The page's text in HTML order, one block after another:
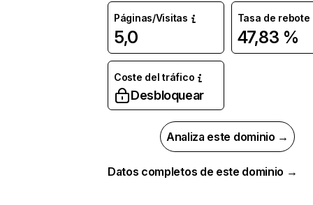
Páginas/Visitas
5,0
Tasa de rebote
47,83 %
Coste del tráfico
Desbloquear
Analiza este dominio →
Datos completos de este dominio →